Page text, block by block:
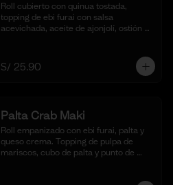
Roll cubierto con quinua tostada,
topping de ebi furai con salsa
acevichada, aceite de ajonjolí, ostión y
S/ 25.90
Palta Crab Maki
Roll empanizado con ebi furai, palta y
queso crema. Topping de pulpa de
mariscos, cubo de palta y punto de